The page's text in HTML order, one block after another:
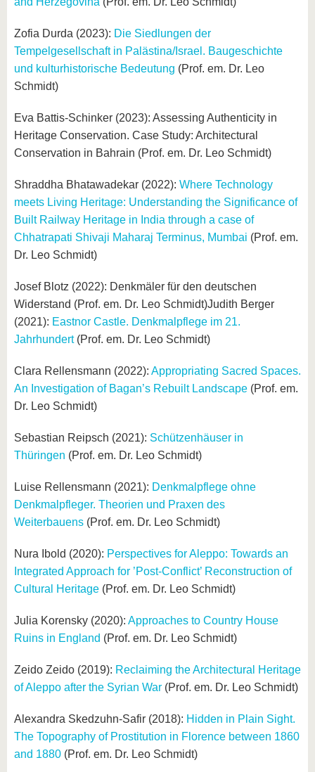
Zofia Durda (2023): Die Siedlungen der
Tempelgesellschaft in Palästina/Israel. Baugeschichte
und kulturhistorische Bedeutung (Prof. em. Dr. Leo
Schmidt)
Eva Battis-Schinker (2023): Assessing Authenticity in
Heritage Conservation. Case Study: Architectural
Conservation in Bahrain (Prof. em. Dr. Leo Schmidt)
Shraddha Bhatawadekar (2022): Where Technology
meets Living Heritage: Understanding the Significance of
Built Railway Heritage in India through a case of
Chhatrapati Shivaji Maharaj Terminus, Mumbai (Prof. em.
Dr. Leo Schmidt)
Josef Blotz (2022): Denkmäler für den deutschen
Widerstand (Prof. em. Dr. Leo Schmidt)Judith Berger
(2021): Eastnor Castle. Denkmalpflege im 21.
Jahrhundert(Prof. em. Dr. Leo Schmidt)
Clara Rellensmann (2022): Appropriating Sacred Spaces.
An Investigation of Bagan’s Rebuilt Landscape (Prof. em.
Dr. Leo Schmidt)
Sebastian Reipsch (2021): Schützenhäuser in
Thüringen (Prof. em. Dr. Leo Schmidt)
Luise Rellensmann (2021): Denkmalpflege ohne
Denkmalpfleger. Theorien und Praxen des
Weiterbauens (Prof. em. Dr. Leo Schmidt)
Nura Ibold (2020): Perspectives for Aleppo: Towards an
Integrated Approach for ’Post-Conflict’ Reconstruction of
Cultural Heritage (Prof. em. Dr. Leo Schmidt)
Julia Korensky (2020): Approaches to Country House
Ruins in England (Prof. em. Dr. Leo Schmidt)
Zeido Zeido (2019): Reclaiming the Architectural Heritage
of Aleppo after the Syrian War (Prof. em. Dr. Leo Schmidt)
Alexandra Skedzuhn-Safir (2018): Hidden in Plain Sight.
The Topography of Prostitution in Florence between 1860
and 1880 (Prof. em. Dr. Leo Schmidt)